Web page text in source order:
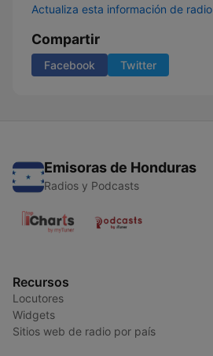
Actualiza esta información de radio
Compartir
Facebook Twitter
Emisoras de Honduras
Radios y Podcasts
Recursos
Locutores
Widgets
Sitios web de radio por país